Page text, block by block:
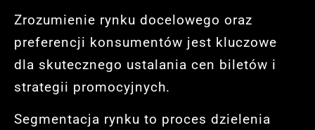
Zrozumienie rynku docelowego oraz
preferencji konsumentów jest kluczowe
dla skutecznego ustalania cen biletów i
strategii promocyjnych.
Segmentacja rynku to proces dzielenia